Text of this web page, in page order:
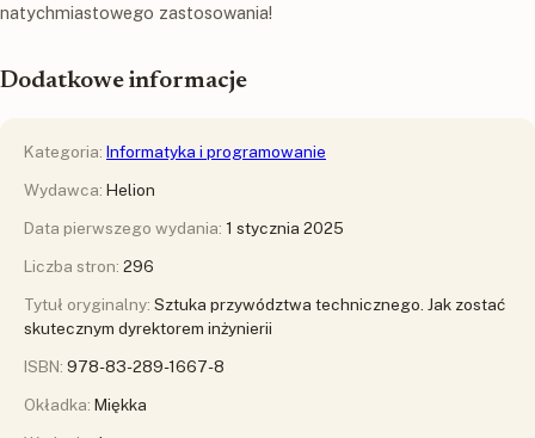
natychmiastowego zastosowania!
Dodatkowe informacje
Kategoria: Informatyka i programowanie
Wydawca: Helion
Data pierwszego wydania: 1 stycznia 2025
Liczba stron: 296
Tytuł oryginalny: Sztuka przywództwa technicznego. Jak zostać
skutecznym dyrektorem inżynierii
ISBN: 978-83-289-1667-8
Okładka: Miękka